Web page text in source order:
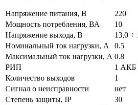
Напряжение питания, В
220
Мощность потребления, ВА
10
Напряжение выхода, В
13,0 ÷
Номинальный ток нагрузки, А
0.5
Максимальный ток нагрузки, А 0.8
РИП
1 АКБ
Количество выходов
1
Сигнал о неисправности
нет
Степень защиты, IP
30